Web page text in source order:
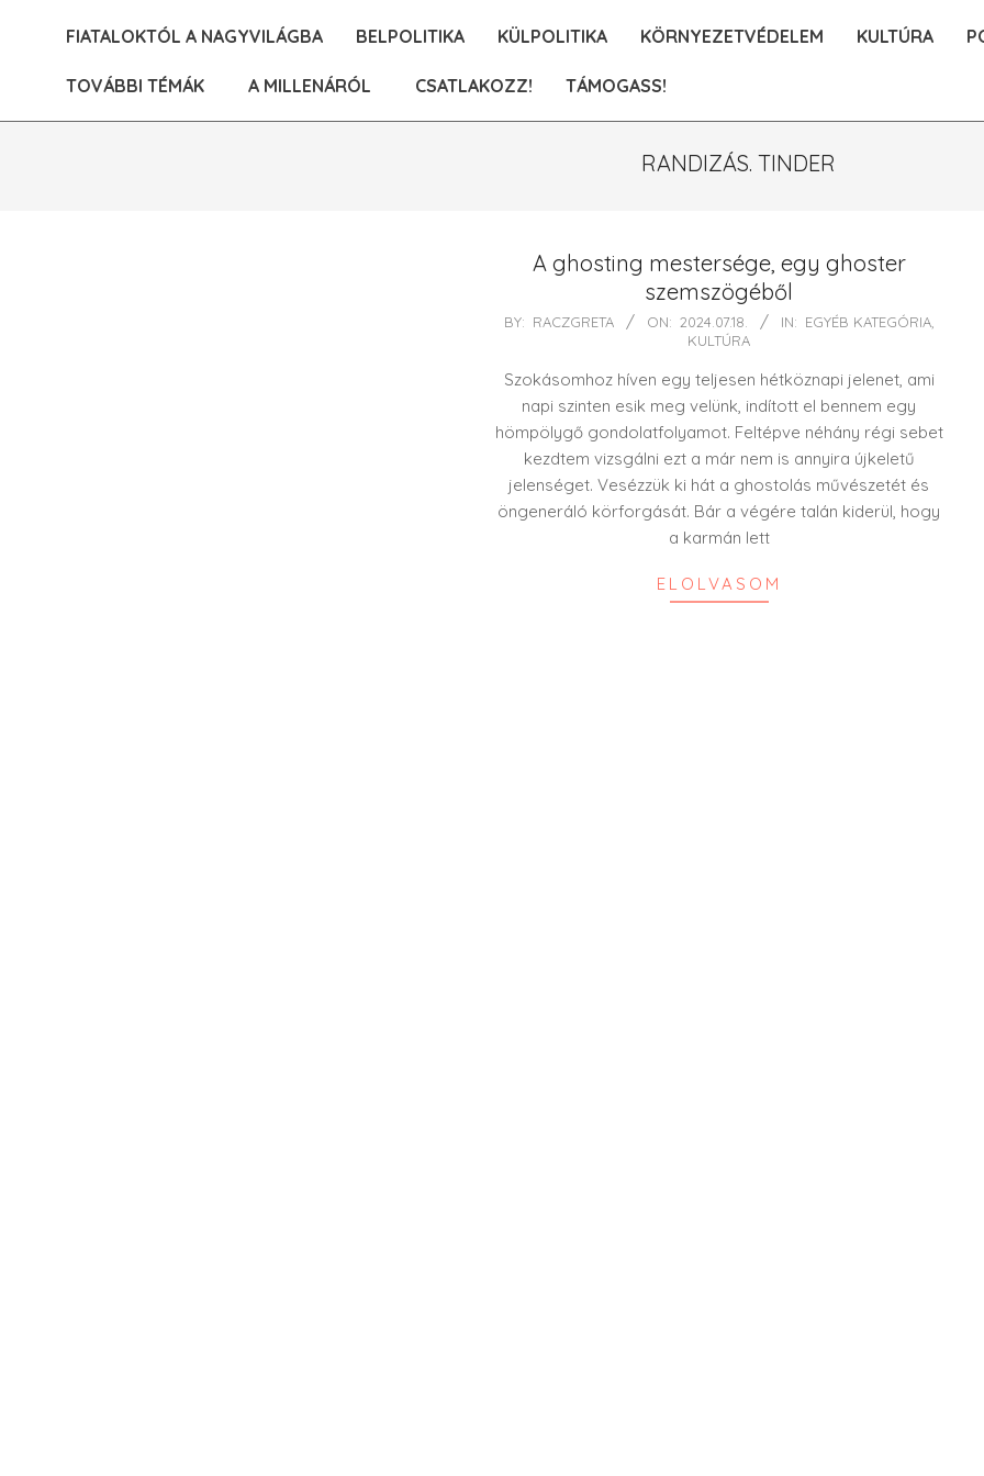
FIATALOKTÓL A NAGYVILÁGBA BELPOLITIKA KÜLPOLITIKA KÖRNYEZETVÉDELEM KULTÚRA
TOVÁBBI TÉMÁK A MILLENÁRÓL CSATLAKOZZ! TÁMOGASS!
RANDIZÁS. TINDER
A ghosting mestersége, egy ghoster
szemszögéből
2024-
18
BY: RACZGRETA ON: 2024.07.18. IN: EGYÉB KATEGÓRIA,
KULTÚRA
Szokásomhoz híven egy teljesen hétköznapi jelenet, ami
napi szinten esik meg velünk, indított el bennem egy
hömpölygő gondolatfolyamot. Feltépve néhány régi sebet
kezdtem vizsgálni ezt a már nem is annyira újkeletű
jelenséget. Vesézzük ki hát a ghostolás művészetét és
öngeneráló körforgását. Bár a végére talán kiderül, hogy
a karmán lett
ELOLVASOM